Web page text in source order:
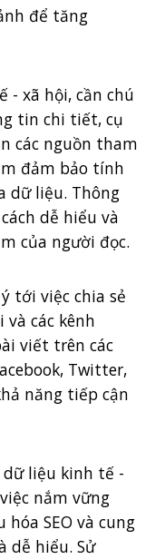
để tăng
- xã hội, cần chú
tin chi tiết, cụ
các nguồn tham
đảm bảo tính
dữ liệu. Thông
dễ hiểu và
của người đọc.
tới việc chia sẻ
các kênh
viết trên các
Twitter,
năng tiếp cận
liệu kinh tế -
nắm vững
SEO và cung
dễ hiểu. Sử